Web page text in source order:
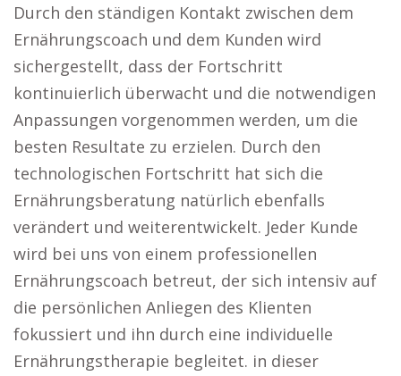
Durch den ständigen Kontakt zwischen dem
Ernährungscoach und dem Kunden wird
sichergestellt, dass der Fortschritt
kontinuierlich überwacht und die notwendigen
Anpassungen vorgenommen werden, um die
besten Resultate zu erzielen. Durch den
technologischen Fortschritt hat sich die
Ernährungsberatung natürlich ebenfalls
verändert und weiterentwickelt. Jeder Kunde
wird bei uns von einem professionellen
Ernährungscoach betreut, der sich intensiv auf
die persönlichen Anliegen des Klienten
fokussiert und ihn durch eine individuelle
Ernährungstherapie begleitet. in dieser